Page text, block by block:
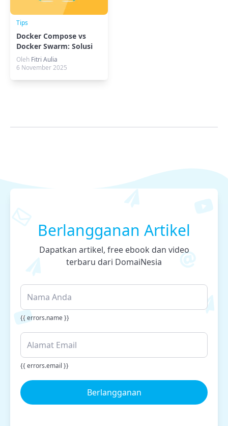
Tips
Docker Compose vs
Docker Swarm: Solusi
Orkestrasi Paling
Efisien untuk VPS
Oleh Fitri Aulia
6 November 2025
Berlangganan Artikel
Dapatkan artikel, free ebook dan video
terbaru dari DomaiNesia
{{ errors.name }}
{{ errors.email }}
Berlangganan